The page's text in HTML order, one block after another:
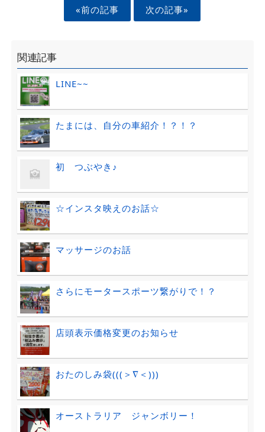
«前の記事 次の記事»
関連記事
LINE~~
たまには、自分の車紹介！？！？
初 つぶやき♪
☆インスタ映えのお話☆
マッサージのお話
さらにモータースポーツ繋がりで！？
店頭表示価格変更のお知らせ
おたのしみ袋(((＞∇＜)))
オーストラリア ジャンボリー！